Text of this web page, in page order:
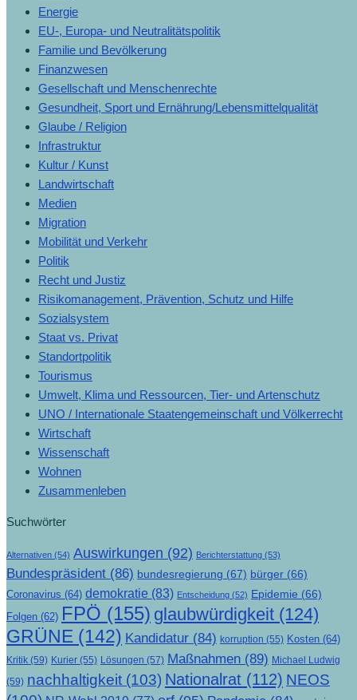
Energie
EU-, Europa- und Neutralitätspolitik
Familie und Bevölkerung
Finanzwesen
Gesellschaft und Menschenrechte
Gesundheit, Sport und Ernährung/Lebensmittelqualität
Glaube / Religion
Infrastruktur
Kultur / Kunst
Landwirtschaft
Medien
Migration
Mobilität und Verkehr
Politik
Recht und Justiz
Risikomanagement, Prävention, Schutz und Hilfe
Sozialsystem
Staat vs. Privat
Standortpolitik
Tourismus
Umwelt, Klima und Ressourcen, Tier- und Artenschutz
UNO / Internationale Staatengemeinschaft und Völkerrecht
Wirtschaft
Wissenschaft
Wohnen
Zusammenleben
Suchwörter
Alternativen (54) Auswirkungen (92) Berichterstattung (53)
Bundespräsident (86) bundesregierung (67) bürger (66)
Coronavirus (64) demokratie (83) Entscheidung (52) Epidemie (66)
Folgen (62) FPÖ (155) glaubwürdigkeit (124)
GRÜNE (142) Kandidatur (84) korruption (55) Kosten (64)
Kritik (59) Kurier (55) Lösungen (57) Maßnahmen (89) Michael Ludwig
(59) nachhaltigkeit (103) Nationalrat (112) NEOS